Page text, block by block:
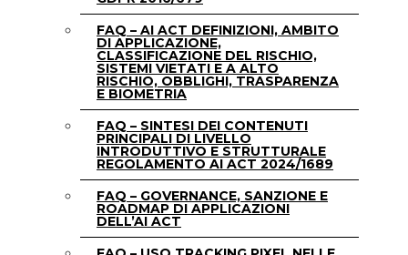
FAQ – AI ACT DEFINIZIONI, AMBITO
DI APPLICAZIONE,
CLASSIFICAZIONE DEL RISCHIO,
SISTEMI VIETATI E A ALTO
RISCHIO, OBBLIGHI, TRASPARENZA
E BIOMETRIA
FAQ – SINTESI DEI CONTENUTI
PRINCIPALI DI LIVELLO
INTRODUTTIVO E STRUTTURALE
REGOLAMENTO AI ACT 2024/1689
FAQ – GOVERNANCE, SANZIONE E
ROADMAP DI APPLICAZIONI
DELL’AI ACT